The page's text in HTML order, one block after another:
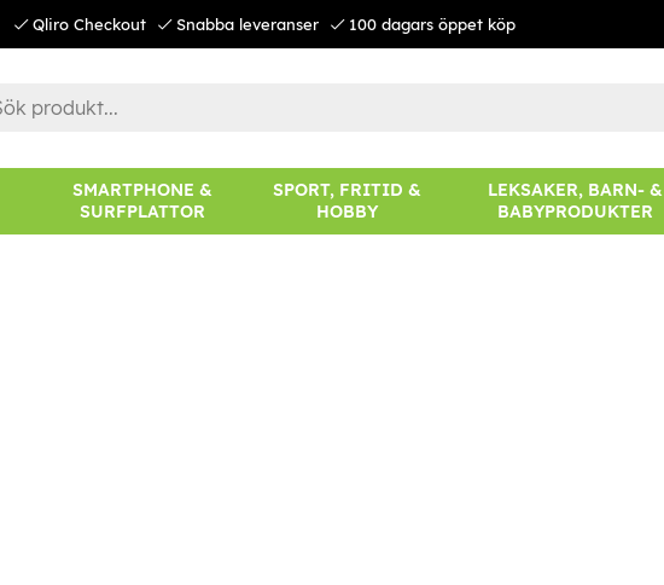
Qliro Checkout Snabba leveranser 100 dagars öppet köp
SMARTPHONE &
SURFPLATTOR
SPORT, FRITID &
HOBBY
LEKSAKER, BARN- &
BABYPRODUKTER